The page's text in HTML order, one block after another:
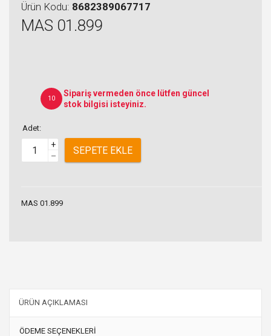
Ürün Kodu: 8682389067717
MAS 01.899
10
Sipariş vermeden önce lütfen güncel
stok bilgisi isteyiniz.
Adet:
+
–
SEPETE EKLE
MAS 01.899
ÜRÜN AÇIKLAMASI
ÖDEME SEÇENEKLERİ